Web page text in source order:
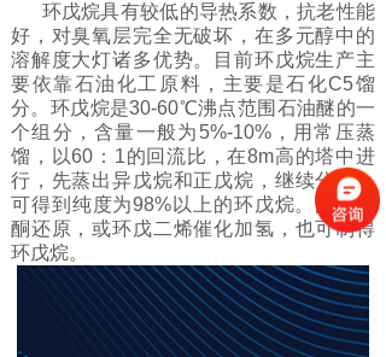
环戊烷具有较低的导热系数，抗老性能
好，对臭氧层完全无破坏，在多元醇中的
溶解度大灯诸多优势。目前环戊烷生产主
要依靠石油化工原料，主要是石化C5馏
分。环戊烷是30-60℃沸点范围石油醚的一
个组分，含量一般为5%-10%，用常压蒸
馏，以60：1的回流比，在8m高的塔中进
行，先蒸出异戊烷和正戊烷，继续分馏，
可得到纯度为98%以上的环戊烷。由环戊
酮还原，或环戊二烯催化加氢，也可制得
环戊烷。